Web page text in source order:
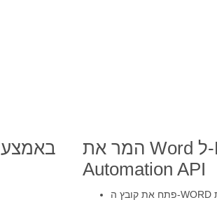
המר את Word ל-EMLX באמצעות Python
Automation API